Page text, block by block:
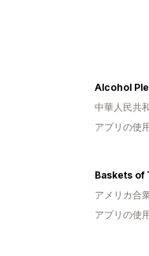
Alcohol
中華人民共
アプリの使
Baskets of
アメリカ合
アプリの使